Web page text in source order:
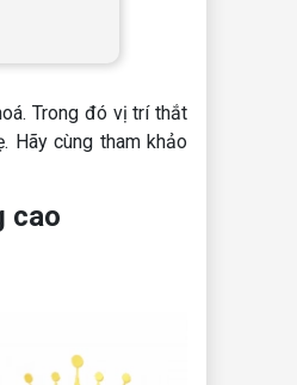
Trong đó vị trí thắt
Hãy cùng tham khảo
cao